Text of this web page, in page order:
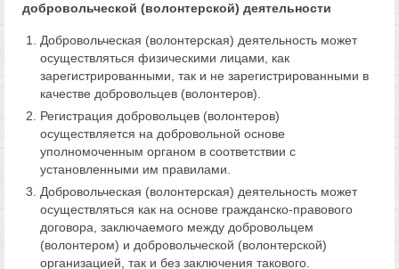
добровольческой (волонтерской) деятельности
Добровольческая (волонтерская) деятельность может
осуществляться физическими лицами, как
зарегистрированными, так и не зарегистрированными в
качестве добровольцев (волонтеров).
Регистрация добровольцев (волонтеров)
осуществляется на добровольной основе
уполномоченным органом в соответствии с
установленными им правилами.
Добровольческая (волонтерская) деятельность может
осуществляться как на основе гражданско-правового
договора, заключаемого между добровольцем
(волонтером) и добровольческой (волонтерской)
организацией, так и без заключения такового.